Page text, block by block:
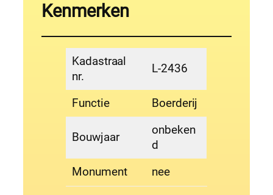
Kenmerken
Kadastraal
nr.
L-2436
Functie Boerderij
Bouwjaar
onbeken
d
Monument
nee